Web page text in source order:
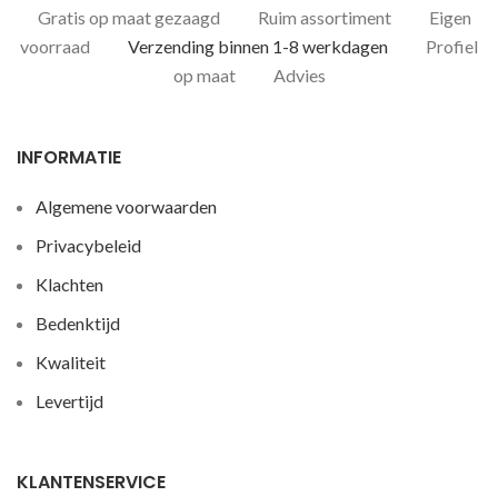
Gratis op maat gezaagd Ruim assortiment
Eigen
voorraad
Verzending binnen 1-8 werkdagen
Profiel
op maat
Advies
INFORMATIE
Algemene voorwaarden
Privacybeleid
Klachten
Bedenktijd
Kwaliteit
Levertijd
KLANTENSERVICE